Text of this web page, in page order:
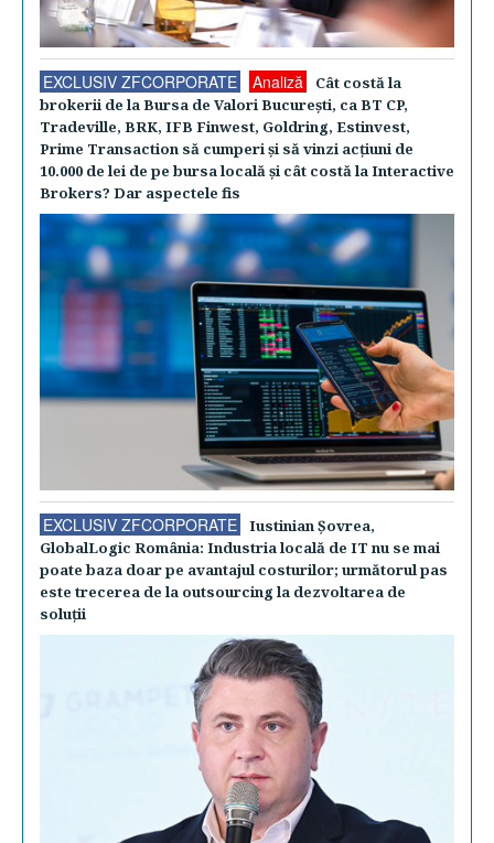
EXCLUSIV ZFCORPORATE Analiză
Cât costă la
brokerii de la Bursa de Valori Bucureşti, ca BT CP,
Tradeville, BRK, IFB Finwest, Goldring, Estinvest,
Prime Transaction să cumperi şi să vinzi acţiuni de
10.000 de lei de pe bursa locală şi cât costă la Interactive
Brokers? Dar aspectele fis
EXCLUSIV ZFCORPORATE
Iustinian Şovrea,
GlobalLogic România: Industria locală de IT nu se mai
poate baza doar pe avantajul costurilor; următorul pas
este trecerea de la outsourcing la dezvoltarea de
soluţii